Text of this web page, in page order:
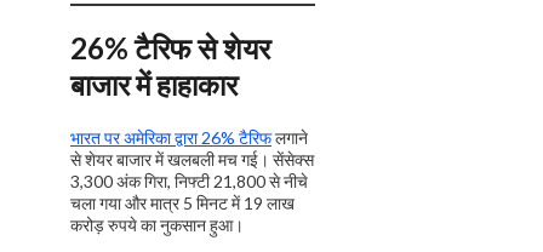
26% टैरिफ से शेयर
बाजार में हाहाकार
भारत पर अमेरिका द्वारा 26% टैरिफलगाने
से शेयर बाजार में खलबली मच गई। सेंसेक्स
3,300 अंक गिरा, निफ्टी 21,800 से नीचे
चला गया और मात्र 5 मिनट में 19 लाख
करोड़ रुपये का नुकसान हुआ।